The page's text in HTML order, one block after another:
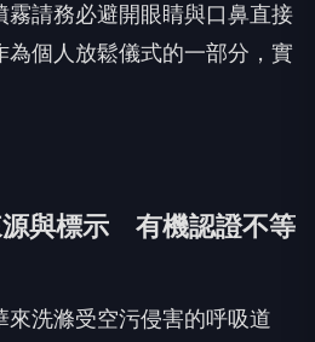
霧請務必避開眼睛與口鼻直接
為個人放鬆儀式的一部分，實
源與標示 有機認證不等
洗滌受空污侵害的呼吸道